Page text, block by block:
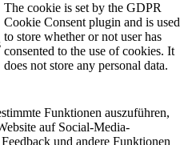
The cookie is set by the GDPR
Cookie Consent plugin and is used
to store whether or not user has
consented to the use of cookies. It
does not store any personal data.
Funktionen auszuführen,
auf Social-Media-
und andere Funktionen